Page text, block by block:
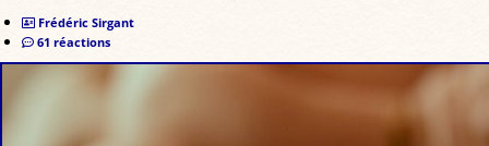
Frédéric Sirgant
61 réactions